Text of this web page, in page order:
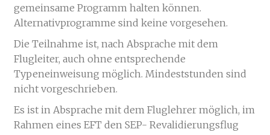
gemeinsame Programm halten können.
Alternativprogramme sind keine vorgesehen.
Die Teilnahme ist, nach Absprache mit dem
Flugleiter, auch ohne entsprechende
Typeneinweisung möglich. Mindeststunden sind
nicht vorgeschrieben.
Es ist in Absprache mit dem Fluglehrer möglich, im
Rahmen eines EFT den SEP- Revalidierungsflug